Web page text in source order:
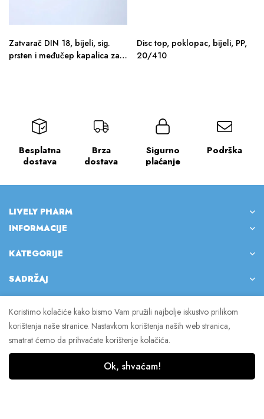
Zatvarač DIN 18, bijeli, sig.
prsten i međučep kapalica za
Disc top, poklopac, bijeli, PP,
20/410
Besplatna
dostava
Brza
dostava
Sigurno
plaćanje
Podrška
LIVELY PHARM
INFORMACIJE
KATEGORIJE
SADRŽAJ
© 2023 Lively Pharm. Sva prava pridržana.
Koristimo kolačiće kako bismo Vam pružili najbolje iskustvo prilikom
korištenja naše stranice. Nastavkom korištenja naših web stranica,
smatrat ćemo da prihvaćate korištenje kolačića.
Ok, shvaćam!